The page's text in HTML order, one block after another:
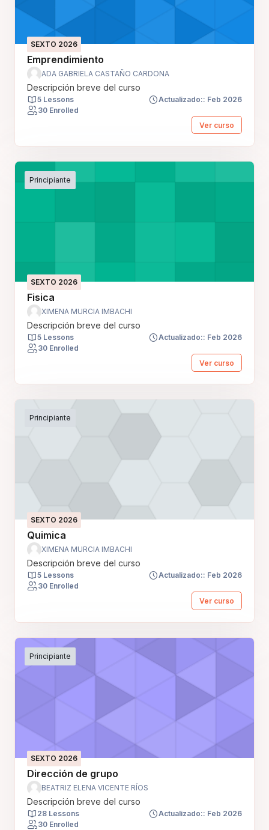
SEXTO 2026
Emprendimiento
ADA GABRIELA CASTAÑO CARDONA
Descripción breve del curso
5 Lessons
Actualizado:: Feb 2026
30 Enrolled
Ver curso
Principiante
SEXTO 2026
Fisica
XIMENA MURCIA IMBACHI
Descripción breve del curso
5 Lessons
Actualizado:: Feb 2026
30 Enrolled
Ver curso
Principiante
SEXTO 2026
Quimica
XIMENA MURCIA IMBACHI
Descripción breve del curso
5 Lessons
Actualizado:: Feb 2026
30 Enrolled
Ver curso
Principiante
SEXTO 2026
Dirección de grupo
BEATRIZ ELENA VICENTE RÍOS
Descripción breve del curso
28 Lessons
Actualizado:: Feb 2026
30 Enrolled